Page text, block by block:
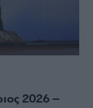
2026 –